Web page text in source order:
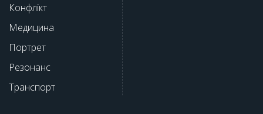
Конфлікт
Медицина
Портрет
Резонанс
Транспорт